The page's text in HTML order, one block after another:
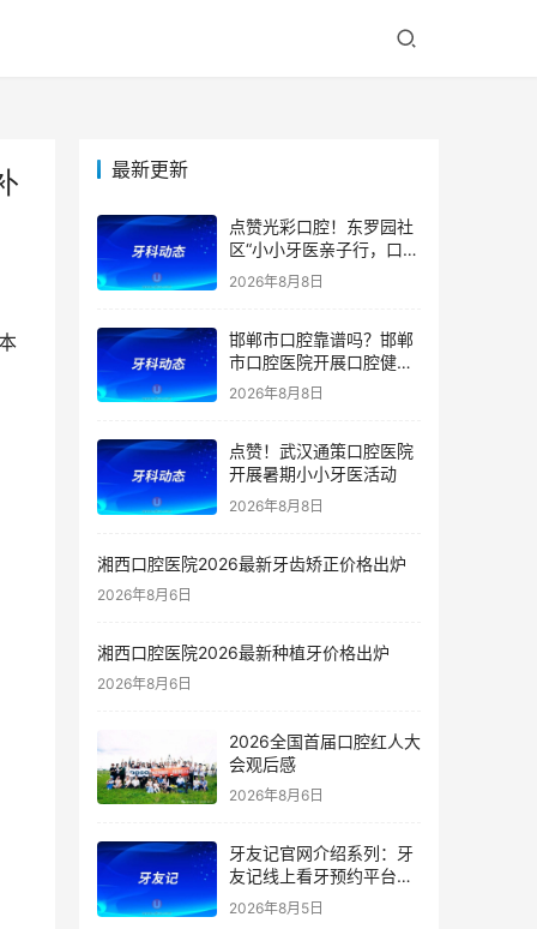
最新更新
点赞光彩口腔！东罗园社
区“小小牙医亲子行，口腔
健康伴成长”亲子活动
2026年8月8日
邯郸市口腔靠谱吗？邯郸
市口腔医院开展口腔健康
宣教公益活动
2026年8月8日
点赞！武汉通策口腔医院
开展暑期小小牙医活动
2026年8月8日
湘西口腔医院2026最新牙齿矫正价格出炉
2026年8月6日
湘西口腔医院2026最新种植牙价格出炉
2026年8月6日
2026全国首届口腔红人大
会观后感
2026年8月6日
牙友记官网介绍系列：牙
友记线上看牙预约平台是
干什么的？靠谱吗？
2026年8月5日